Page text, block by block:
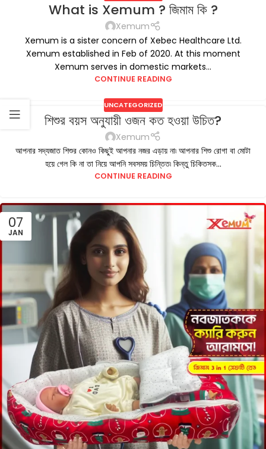
What is Xemum ? জিমাম কি ?
Xemum
Xemum is a sister concern of Xebec Healthcare Ltd.
Xemum established in Feb of 2020. At this moment
Xemum serves in domestic markets...
CONTINUE READING
UNCATEGORIZED
শিশুর বয়স অনুযায়ী ওজন কত হওয়া উচিত?
Xemum
আপনার সদ্যজাত শিশুর কোনও কিছুই আপনার নজর এড়ায় না৷ আপনার শিশু রোগা বা মোটা
হয়ে গেল কি না তা নিয়ে আপনি সবসময় চিন্তিত৷ কিন্তু চিকিতসক...
CONTINUE READING
07
JAN